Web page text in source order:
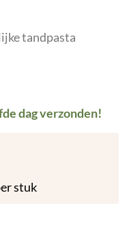
tandpasta
dag verzonden!
stuk
aantal